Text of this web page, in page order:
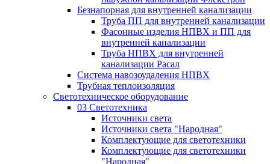
Безнапорная для внутренней канализации
Труба ПП для внутренней канализации
Фасонные изделия НПВХ и ПП для
внутренней канализации
Труба НПВХ для внутренней
канализации Расал
Система навозоудаления НПВХ
Трубная теплоизоляция
Светотехническое оборудование
03 Светотехника
Источники света
Источники света "Народная"
Комплектующие для светотехники
Комплектующие для светотехники
"Народная"